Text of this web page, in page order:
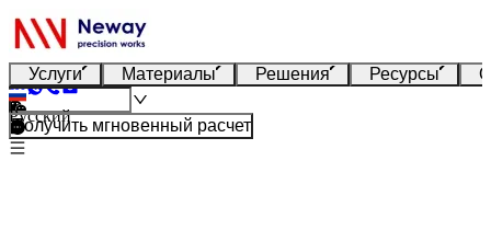
Услуги Материалы Решения Ресурсы
Русский
Получить мгновенный расчет